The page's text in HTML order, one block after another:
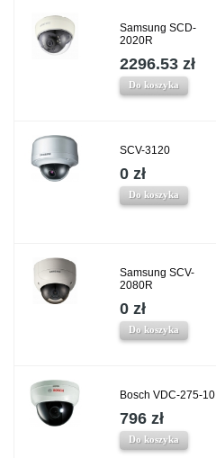
Samsung SCD-
2020R
2296.53 zł
Do koszyka
SCV-3120
0 zł
Do koszyka
Samsung SCV-
2080R
0 zł
Do koszyka
Bosch VDC-275-10
796 zł
Do koszyka